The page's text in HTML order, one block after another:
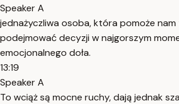
Speaker A
jednażyczliwa osoba, która pomoże
podejmować decyzji w najgorszym
emocjonalnego doła.
13:19
Speaker A
To wciąż są mocne ruchy, dają jednak